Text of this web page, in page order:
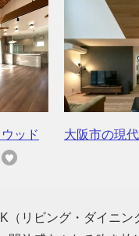
ッド
大阪市の現
（リビング・ダイニ